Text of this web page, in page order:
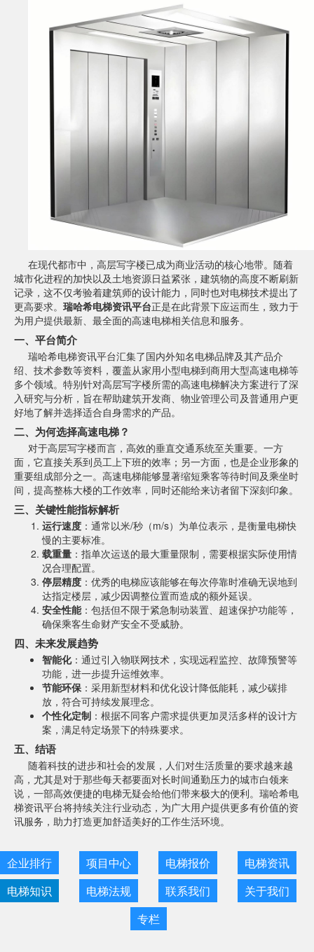
在现代都市中，高层写字楼已成为商业活动的核心地带。随着
城市化进程的加快以及土地资源日益紧张，建筑物的高度不断刷新
记录，这不仅考验着建筑师的设计能力，同时也对电梯技术提出了
更高要求。 瑞哈希电梯资讯平台正是在此背景下应运而生，致力于
为用户提供最新、最全面的高速电梯相关信息和服务。
一、平台简介
瑞哈希电梯资讯平台汇集了国内外知名电梯品牌及其产品介
绍、技术参数等资料，覆盖从家用小型电梯到商用大型高速电梯等
多个领域。特别针对高层写字楼所需的高速电梯解决方案进行了深
入研究与分析，旨在帮助建筑开发商、物业管理公司及普通用户更
好地了解并选择适合自身需求的产品。
二、为何选择高速电梯？
对于高层写字楼而言，高效的垂直交通系统至关重要。一方
面，它直接关系到员工上下班的效率；另一方面，也是企业形象的
重要组成部分之一。高速电梯能够显著缩短乘客等待时间及乘坐时
间，提高整栋大楼的工作效率，同时还能给来访者留下深刻印象。
三、关键性能指标解析
运行速度 ：通常以米/秒（m/s）为单位表示，是衡量电梯快
慢的主要标准。
载重量 ：指单次运送的最大重量限制，需要根据实际使用情
况合理配置。
停层精度 ：优秀的电梯应该能够在每次停靠时准确无误地到
达指定楼层，减少因调整位置而造成的额外延误。
安全性能：包括但不限于紧急制动装置、超速保护功能等，
确保乘客生命财产安全不受威胁。
四、未来发展趋势
智能化：通过引入物联网技术，实现远程监控、故障预警等
功能，进一步提升运维效率。
节能环保 ：采用新型材料和优化设计降低能耗，减少碳排
放，符合可持续发展理念。
个性化定制 ：根据不同客户需求提供更加灵活多样的设计方
案，满足特定场景下的特殊要求。
五、结语
随着科技的进步和社会的发展，人们对生活质量的要求越来越
高，尤其是对于那些每天都要面对长时间通勤压力的城市白领来
说，一部高效便捷的电梯无疑会给他们带来极大的便利。瑞哈希电
梯资讯平台将持续关注行业动态，为广大用户提供更多有价值的资
讯服务，助力打造更加舒适美好的工作生活环境。
企业排行 项目中心 电梯报价
电梯资讯
电梯知识
电梯法规 联系我们
关于我们
专栏